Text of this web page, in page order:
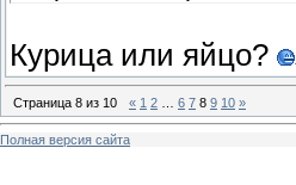
Курица или яйцо?
Страница 8 из 10 « 1 2 6 7 8 9 10 »
Полная версия сайта